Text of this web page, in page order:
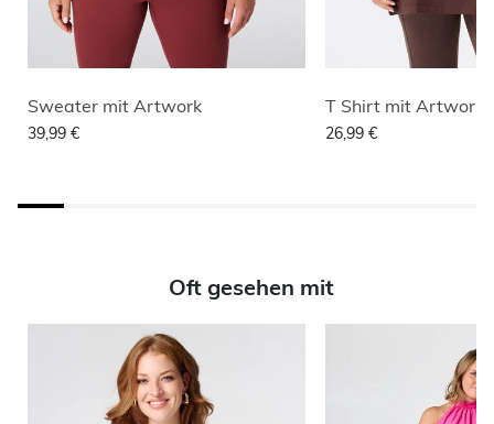
Sweater mit Artwork
39,99 €
T Shirt mit Artwork
26,99 €
Oft gesehen mit